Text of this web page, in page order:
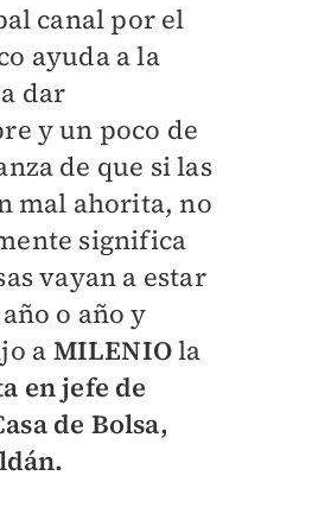
canal por el
ayuda a la
dar
y un poco de
de que si las
mal ahorita, no
significa
vayan a estar
o año y
a MILENIOla
en jefe de
de Bolsa,